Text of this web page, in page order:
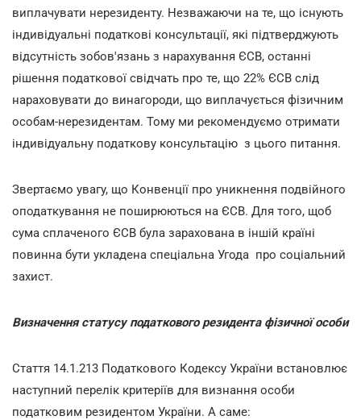
виплачувати нерезиденту. Незважаючи на те, що існують
індивідуальні податкові консультації, які підтверджують
відсутність зобов'язань з нарахування ЄСВ, останні
рішення податкової свідчать про те, що 22% ЄСВ слід
нараховувати до винагороди, що виплачується фізичним
особам-нерезидентам. Тому ми рекомендуємо отримати
індивідуальну податкову консультацію з цього питання.
Звертаємо увагу, що Конвенції про уникнення подвійного
оподаткування не поширюються на ЄСВ. Для того, щоб
сума сплаченого ЄСВ була зарахована в іншій країні
повинна бути укладена спеціальна Угода про соціальний
захист.
Визначення статусу податкового резидента фізичної особи
Стаття 14.1.213 Податкового Кодексу України встановлює
наступний перелік критеріїв для визнання особи
податковим резидентом України. А саме: